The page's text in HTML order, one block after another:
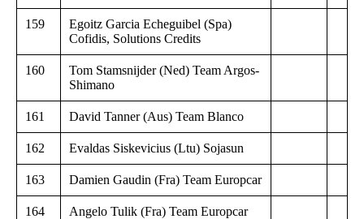
159
Egoitz Garcia Echeguibel (Spa)
Cofidis, Solutions Credits
160
Tom Stamsnijder (Ned) Team Argos-
Shimano
161 David Tanner (Aus) Team Blanco
162 Evaldas Siskevicius (Ltu) Sojasun
163 Damien Gaudin (Fra) Team Europcar
164 Angelo Tulik (Fra) Team Europcar